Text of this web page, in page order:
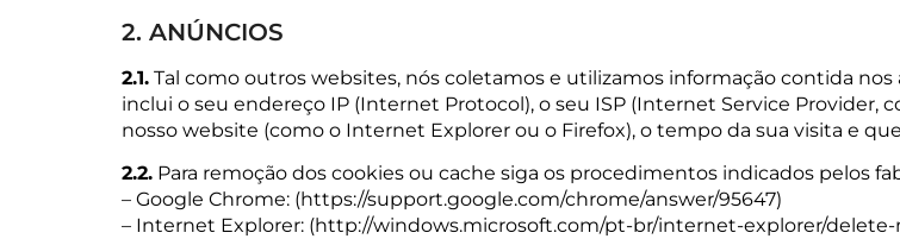
2. ANÚNCIOS
2.1. Tal como outros websites, nós coletamos e utilizamos informação contida
inclui o seu endereço IP (Internet Protocol), o seu ISP (Internet Service Provider,
nosso website (como o Internet Explorer ou o Firefox), o tempo da sua visita e
2.2. Para remoção dos cookies ou cache siga os procedimentos indicados pelos
– Google Chrome: (https://support.google.com/chrome/answer/95647)
– Internet Explorer: (http://windows.microsoft.com/pt-br/internet-explorer/delete-